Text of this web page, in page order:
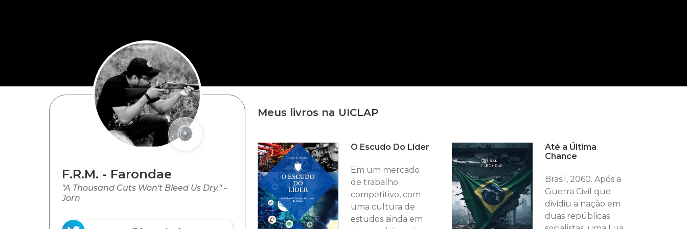
F.R.M. - Farondae
"A Thousand Cuts Won't Bleed Us Dry." -
Jorn
Meus livros na UICLAP
O Escudo Do Líder
Em um mercado
de trabalho
competitivo, com
uma cultura de
estudos ainda em
Até a Última
Chance
Brasil, 2060. Após a
Guerra Civil que
dividiu a nação em
duas repúblicas